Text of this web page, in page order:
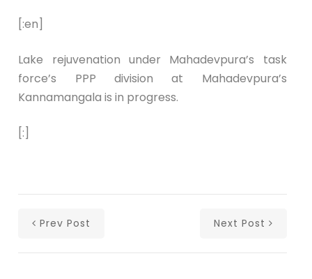
[:en]
Lake rejuvenation under Mahadevpura’s task
force’s PPP division at Mahadevpura’s
Kannamangala is in progress.
[:]
Prev Post Next Post